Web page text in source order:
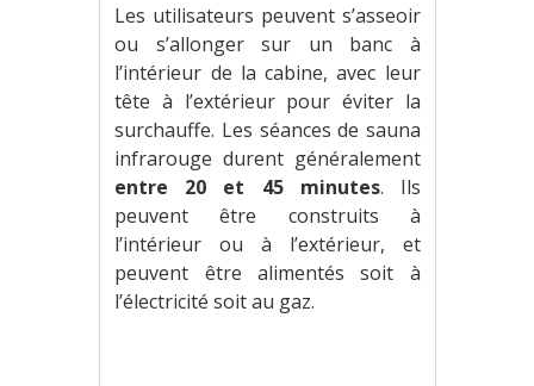
Les utilisateurs peuvent s’asseoir
ou s’allonger sur un banc à
l’intérieur de la cabine, avec leur
tête à l’extérieur pour éviter la
surchauffe. Les séances de sauna
infrarouge durent généralement
entre 20 et 45 minutes. Ils
peuvent être construits à
l’intérieur ou à l’extérieur, et
peuvent être alimentés soit à
l’électricité soit au gaz.